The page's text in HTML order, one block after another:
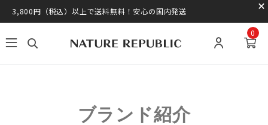
3,800円（税込）以上で送料無料！安心の国内発送
0
ブランド紹介